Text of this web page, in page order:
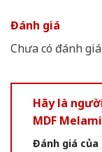
Đánh giá
Chưa có đánh
Hãy là
MDF
Đánh giá của